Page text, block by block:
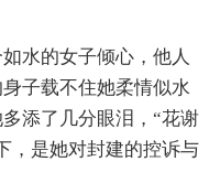
水的女子倾心，他人
子载不住她柔情似水
添了几分眼泪，“花谢
，是她对封建的控诉与